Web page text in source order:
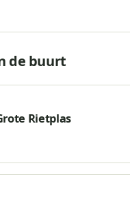
de buurt
Rietplas